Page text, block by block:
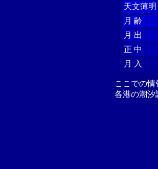
天文薄明
月 齢
月 出
正 中
月 入
ここでの
各港の潮汐